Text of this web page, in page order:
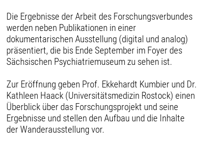
Die Ergebnisse der Arbeit des Forschungsverbundes
werden neben Publikationen in einer
dokumentarischen Ausstellung (digital und analog)
präsentiert, die bis Ende September im Foyer des
Sächsischen Psychiatriemuseum zu sehen ist.
Zur Eröffnung geben Prof. Ekkehardt Kumbier und Dr.
Kathleen Haack (Universitätsmedizin Rostock) einen
Überblick über das Forschungsprojekt und seine
Ergebnisse und stellen den Aufbau und die Inhalte
der Wanderausstellung vor.